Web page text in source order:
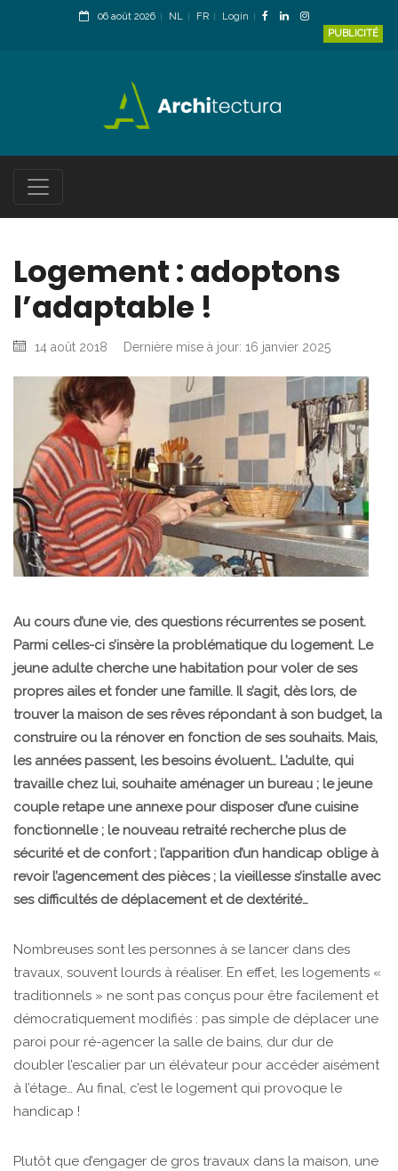
06 août 2026 NL FR
Login
PUBLICITÉ
Logement : adoptons
l’adaptable !
14 août 2018 Dernière mise à jour: 16 janvier 2025
Au cours d’une vie, des questions récurrentes se posent.
Parmi celles-ci s’insère la problématique du logement. Le
jeune adulte cherche une habitation pour voler de ses
propres ailes et fonder une famille. Il s’agit, dès lors, de
trouver la maison de ses rêves répondant à son budget, la
construire ou la rénover en fonction de ses souhaits. Mais,
les années passent, les besoins évoluent… L’adulte, qui
travaille chez lui, souhaite aménager un bureau ; le jeune
couple retape une annexe pour disposer d’une cuisine
fonctionnelle ; le nouveau retraité recherche plus de
sécurité et de confort ; l’apparition d’un handicap oblige à
revoir l’agencement des pièces ; la vieillesse s’installe avec
ses difficultés de déplacement et de dextérité…
Nombreuses sont les personnes à se lancer dans des
travaux, souvent lourds à réaliser. En effet, les logements «
traditionnels » ne sont pas conçus pour être facilement et
démocratiquement modifiés : pas simple de déplacer une
paroi pour ré-agencer la salle de bains, dur dur de
doubler l’escalier par un élévateur pour accéder aisément
à l’étage… Au final, c’est le logement qui provoque le
handicap !
Plutôt que d’engager de gros travaux dans la maison, une